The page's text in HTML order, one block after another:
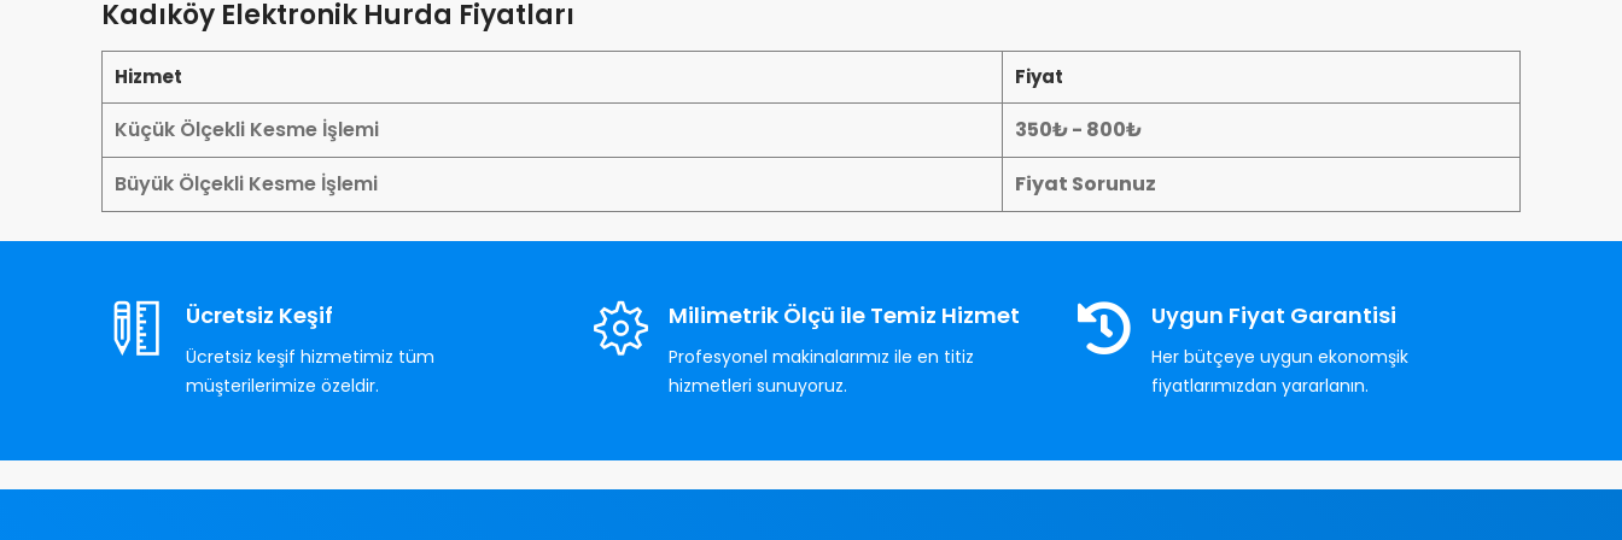
Kadıköy Elektronik Hurda Fiyatları
Hizmet Fiyat
Küçük Ölçekli Kesme İşlemi
350₺ - 800₺
Büyük Ölçekli Kesme İşlemi
Fiyat Sorunuz
Ücretsiz Keşif
Ücretsiz keşif hizmetimiz tüm
müşterilerimize özeldir.
Milimetrik Ölçü ile Temiz Hizmet
Profesyonel makinalarımız ile en titiz
hizmetleri sunuyoruz.
Uygun Fiyat Garantisi
Her bütçeye uygun ekonomşik
fiyatlarımızdan yararlanın.